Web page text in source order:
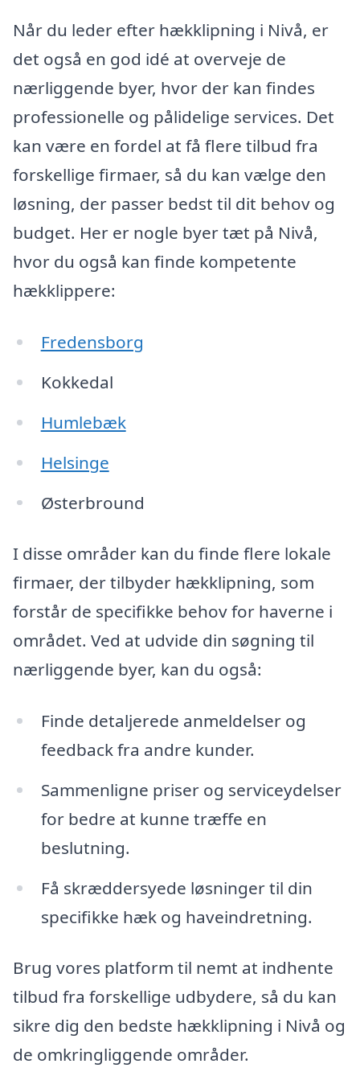
Når du leder efter hækklipning i Nivå, er
det også en god idé at overveje de
nærliggende byer, hvor der kan findes
professionelle og pålidelige services. Det
kan være en fordel at få flere tilbud fra
forskellige firmaer, så du kan vælge den
løsning, der passer bedst til dit behov og
budget. Her er nogle byer tæt på Nivå,
hvor du også kan finde kompetente
hækklippere:
Fredensborg
Kokkedal
Humlebæk
Helsinge
Østerbround
I disse områder kan du finde flere lokale
firmaer, der tilbyder hækklipning, som
forstår de specifikke behov for haverne i
området. Ved at udvide din søgning til
nærliggende byer, kan du også:
Finde detaljerede anmeldelser og
feedback fra andre kunder.
Sammenligne priser og serviceydelser
for bedre at kunne træffe en
beslutning.
Få skræddersyede løsninger til din
specifikke hæk og haveindretning.
Brug vores platform til nemt at indhente
tilbud fra forskellige udbydere, så du kan
sikre dig den bedste hækklipning i Nivå og
de omkringliggende områder.